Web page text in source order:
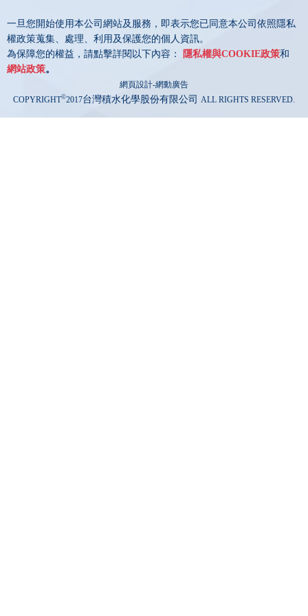
一旦您開始使用本公司網站及服務，即表示您已同意本公司依照隱私
權政策蒐集、處理、利用及保護您的個人資訊。
為保障您的權益，請點擊詳閱以下內容：
隱私權與COOKIE政策和
網站政策。
網頁設計-網動廣告
COPYRIGHT©2017台灣積水化學股份有限公司 ALL RIGHTS RESERVED.